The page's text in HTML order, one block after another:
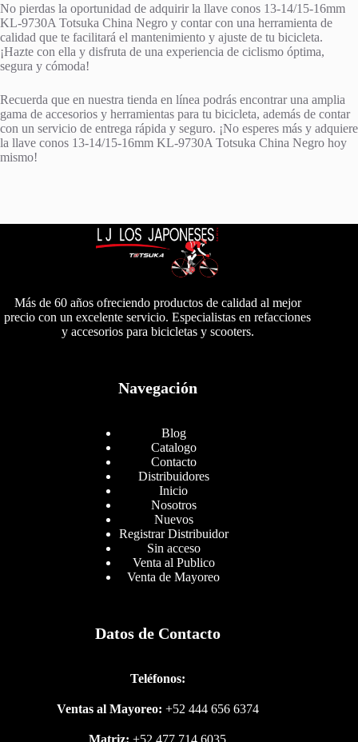
No pierdas la oportunidad de adquirir la llave conos 13-14/15-16mm
KL-9730A Totsuka China Negro y contar con una herramienta de
calidad que te facilitará el mantenimiento y ajuste de tu bicicleta.
¡Hazte con ella y disfruta de una experiencia de ciclismo óptima,
segura y cómoda!
Recuerda que en nuestra tienda en línea podrás encontrar una amplia
gama de accesorios y herramientas para tu bicicleta, además de contar
con un servicio de entrega rápida y seguro. ¡No esperes más y adquiere
la llave conos 13-14/15-16mm KL-9730A Totsuka China Negro hoy
mismo!
Más de 60 años ofreciendo productos de calidad al mejor
precio con un excelente servicio. Especialistas en refacciones
y accesorios para bicicletas y scooters.
Navegación
Blog
Catalogo
Contacto
Distribuidores
Inicio
Nosotros
Nuevos
Registrar Distribuidor
Sin acceso
Venta al Publico
Venta de Mayoreo
Datos de Contacto
Teléfonos:
Ventas al Mayoreo: +52 444 656 6374